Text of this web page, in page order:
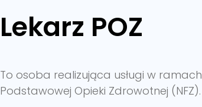
Lekarz POZ
To osoba realizująca usługi w ramach
Podstawowej Opieki Zdrowotnej (NFZ).